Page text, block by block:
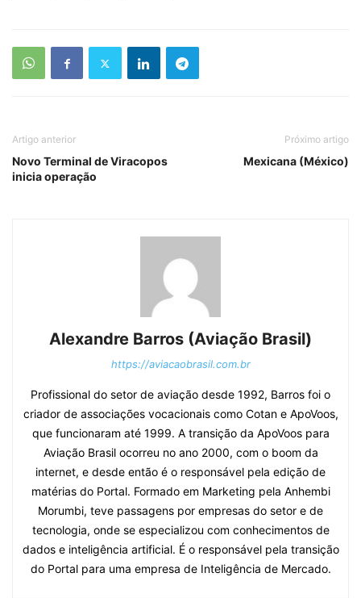
Artigo anterior
Novo Terminal de Viracopos
inicia operação
Próximo artigo
Mexicana (México)
Alexandre Barros (Aviação Brasil)
https://aviacaobrasil.com.br
Profissional do setor de aviação desde 1992, Barros foi o
criador de associações vocacionais como Cotan e ApoVoos,
que funcionaram até 1999. A transição da ApoVoos para
Aviação Brasil ocorreu no ano 2000, com o boom da
internet, e desde então é o responsável pela edição de
matérias do Portal. Formado em Marketing pela Anhembi
Morumbi, teve passagens por empresas do setor e de
tecnologia, onde se especializou com conhecimentos de
dados e inteligência artificial. É o responsável pela transição
do Portal para uma empresa de Inteligência de Mercado.